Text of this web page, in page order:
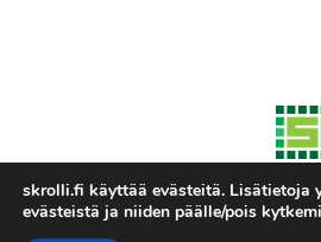
Hosted by
skrolli.fi käyttää evästeitä. Lisätietoja
evästeistä ja niiden päälle/pois